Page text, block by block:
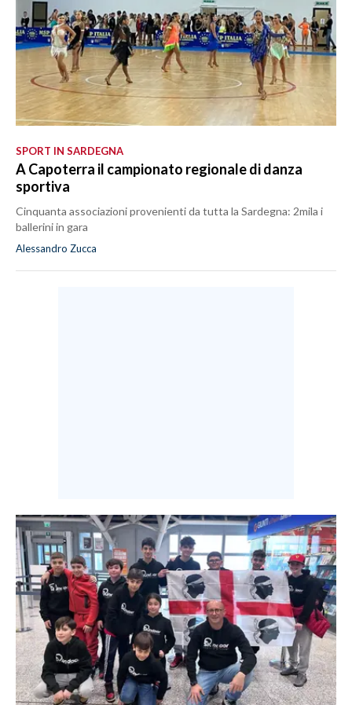
SPORT IN SARDEGNA
A Capoterra il campionato regionale di danza
sportiva
Cinquanta associazioni provenienti da tutta la Sardegna: 2mila i
ballerini in gara
Alessandro Zucca